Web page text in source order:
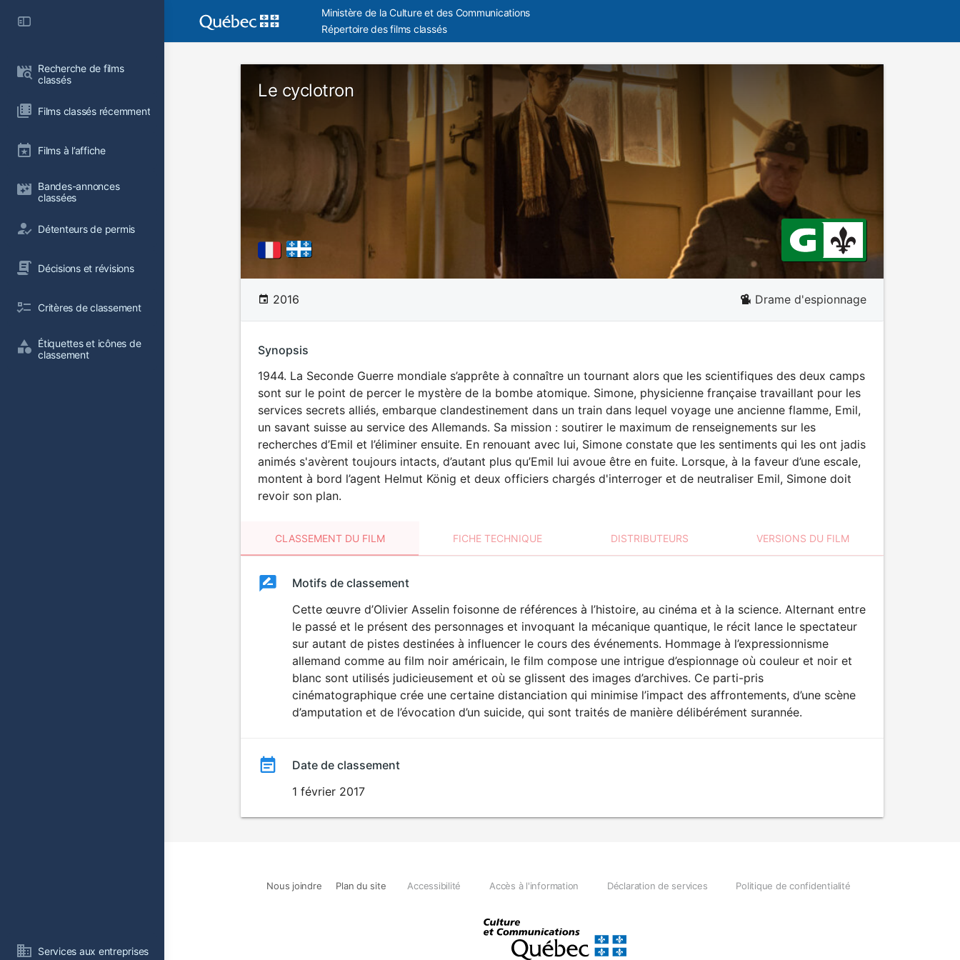
Recherche de films
classés
Films classés récemment
Films à l’affiche
Bandes-annonces
classées
Détenteurs de permis
Décisions et révisions
Critères de classement
Étiquettes et icônes de
classement
Services aux entreprises
Ministère de la Culture et des Communications
Répertoire des films classés
Le cyclotron
2016 Drame d'espionnage
Synopsis
1944. La Seconde Guerre mondiale s’apprête à connaître un tournant alors que les scientifiques des deux camps
sont sur le point de percer le mystère de la bombe atomique. Simone, physicienne française travaillant pour les
services secrets alliés, embarque clandestinement dans un train dans lequel voyage une ancienne flamme, Emil,
un savant suisse au service des Allemands. Sa mission : soutirer le maximum de renseignements sur les
recherches d’Emil et l’éliminer ensuite. En renouant avec lui, Simone constate que les sentiments qui les ont jadis
animés s'avèrent toujours intacts, d’autant plus qu’Emil lui avoue être en fuite. Lorsque, à la faveur d’une escale,
montent à bord l’agent Helmut König et deux officiers chargés d'interroger et de neutraliser Emil, Simone doit
revoir son plan.
CLASSEMENT DU FILM FICHE TECHNIQUE DISTRIBUTEURS VERSIONS DU FILM
ClassementClassement
Motifs de classement
Cette œuvre d’Olivier Asselin foisonne de références à l’histoire, au cinéma et à la science. Alternant entre
le passé et le présent des personnages et invoquant la mécanique quantique, le récit lance le spectateur
sur autant de pistes destinées à influencer le cours des événements. Hommage à l’expressionnisme
allemand comme au film noir américain, le film compose une intrigue d’espionnage où couleur et noir et
blanc sont utilisés judicieusement et où se glissent des images d’archives. Ce parti-pris
cinématographique crée une certaine distanciation qui minimise l’impact des affrontements, d’une scène
d’amputation et de l’évocation d’un suicide, qui sont traités de manière délibérément surannée.
Date de classement
1 février 2017
Nous joindre Plan du site Accessibilité Accès à l'information Déclaration de services Politique de confidentialité